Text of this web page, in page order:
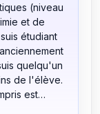
(niveau
et de
quelqu'un
de l'élève.
est